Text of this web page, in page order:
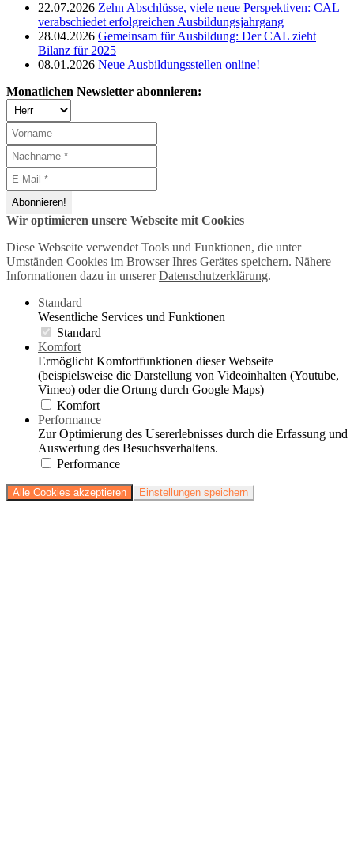
22.07.2026 Zehn Abschlüsse, viele neue Perspektiven: CAL
verabschiedet erfolgreichen Ausbildungsjahrgang
28.04.2026 Gemeinsam für Ausbildung: Der CAL zieht
Bilanz für 2025
08.01.2026 Neue Ausbildungsstellen online!
Monatlichen Newsletter abonnieren:
Wir optimieren unsere Webseite mit Cookies
Diese Webseite verwendet Tools und Funktionen, die unter
Umständen Cookies im Browser Ihres Gerätes speichern. Nähere
Informationen dazu in unsererDatenschutzerklärung.
Standard
Wesentliche Services und Funktionen
Standard
Komfort
Ermöglicht Komfortfunktionen dieser Webseite
(beispielsweise die Darstellung von Videoinhalten (Youtube,
Vimeo) oder die Ortung durch Google Maps)
Komfort
Performance
Zur Optimierung des Usererlebnisses durch die Erfassung und
Auswertung des Besuchsverhaltens.
Performance
Alle Cookies akzeptieren Einstellungen speichern